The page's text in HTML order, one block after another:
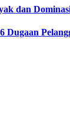
dan
Dugaan